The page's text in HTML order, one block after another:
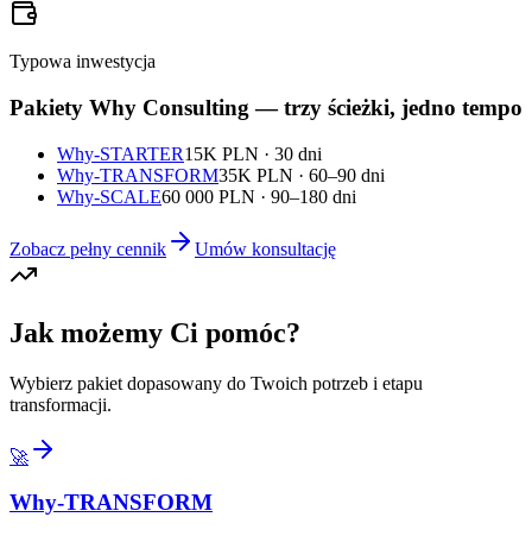
Typowa inwestycja
Pakiety Why Consulting — trzy ścieżki, jedno tempo
Why-STARTER15K PLN · 30 dni
Why-TRANSFORM35K PLN · 60–90 dni
Why-SCALE60 000 PLN · 90–180 dni
Zobacz pełny cennik Umów konsultację
Jak możemy Ci pomóc?
Wybierz pakiet dopasowany do Twoich potrzeb i etapu
transformacji.
🚀
Why-TRANSFORM